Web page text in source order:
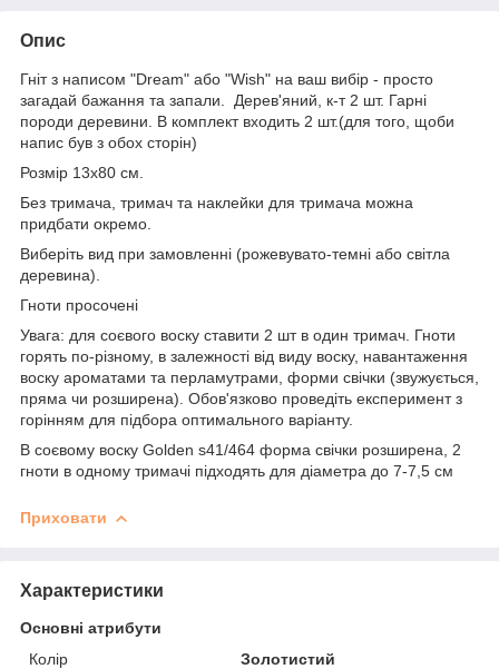
Опис
Гніт з написом "Dream" або "Wish" на ваш вибір - просто
загадай бажання та запали. Дерев'яний, к-т 2 шт. Гарні
породи деревини. В комплект входить 2 шт.(для того, щоби
напис був з обох сторін)
Розмір 13х80 см.
Без тримача, тримач та наклейки для тримача можна
придбати окремо.
Виберіть вид при замовленні (рожевувато-темні або світла
деревина).
Гноти просочені
Увага: для соєвого воску ставити 2 шт в один тримач. Гноти
горять по-різному, в залежності від виду воску, навантаження
воску ароматами та перламутрами, форми свічки (звужується,
пряма чи розширена). Обов'язково проведіть експеримент з
горінням для підбора оптимального варіанту.
В соєвому воску Golden s41/464 форма свічки розширена, 2
гноти в одному тримачі підходять для діаметра до 7-7,5 см
Приховати
Характеристики
Основні атрибути
Колір
Золотистий